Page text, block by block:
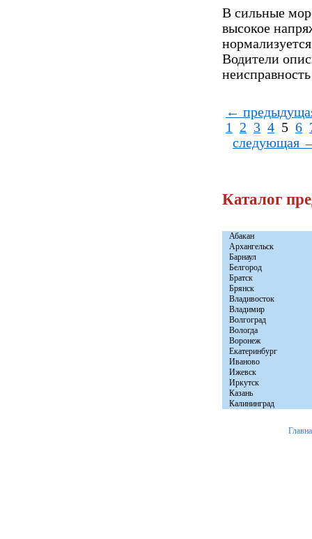
В сильные
высокое
Водители
←
1
2 3 4 5 6
следующая
Каталог
Абакан
Архангельск
Барнаул
Белгород
Братск
Брянск
Владивосток
Владимир
Волгоград
Вологда
Воронеж
Екатеринбург
Иваново
Ижевск
Иркутск
Казань
Калининград